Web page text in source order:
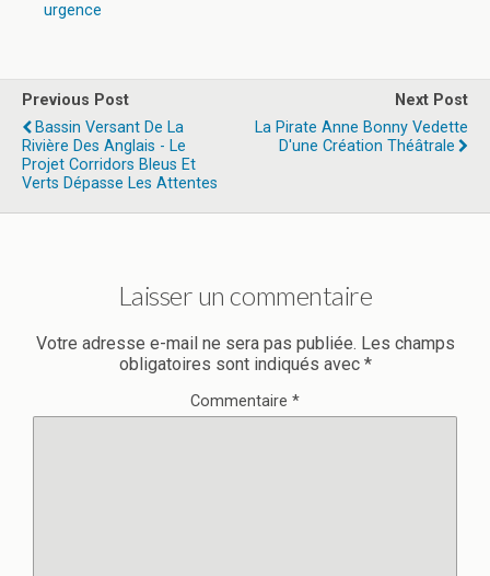
urgence
Previous Post
Bassin Versant De La
Rivière Des Anglais - Le
Projet Corridors Bleus Et
Verts Dépasse Les Attentes
Next Post
La Pirate Anne Bonny Vedette
D'une Création Théâtrale
Laisser un commentaire
Votre adresse e-mail ne sera pas publiée. Les champs
obligatoires sont indiqués avec *
Commentaire *